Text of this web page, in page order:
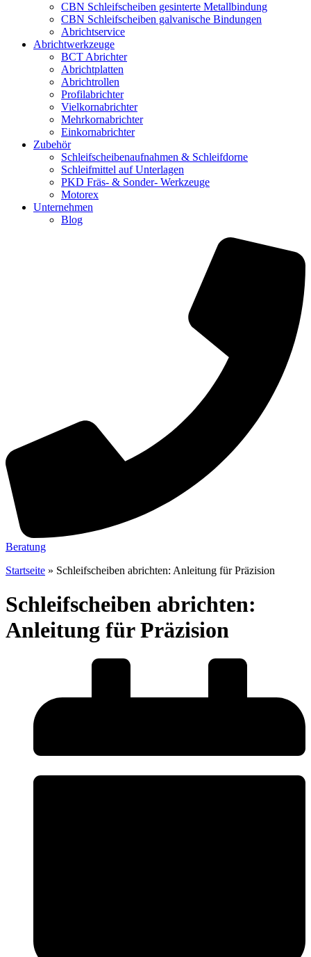
CBN Schleifscheiben gesinterte Metallbindung
CBN Schleifscheiben galvanische Bindungen
Abrichtservice
Abrichtwerkzeuge
BCT Abrichter
Abrichtplatten
Abrichtrollen
Profilabrichter
Vielkornabrichter
Mehrkornabrichter
Einkornabrichter
Zubehör
Schleifscheibenaufnahmen & Schleifdorne
Schleifmittel auf Unterlagen
PKD Fräs- & Sonder- Werkzeuge
Motorex
Unternehmen
Blog
Beratung
Startseite » Schleifscheiben abrichten: Anleitung für Präzision
Schleifscheiben abrichten:
Anleitung für Präzision